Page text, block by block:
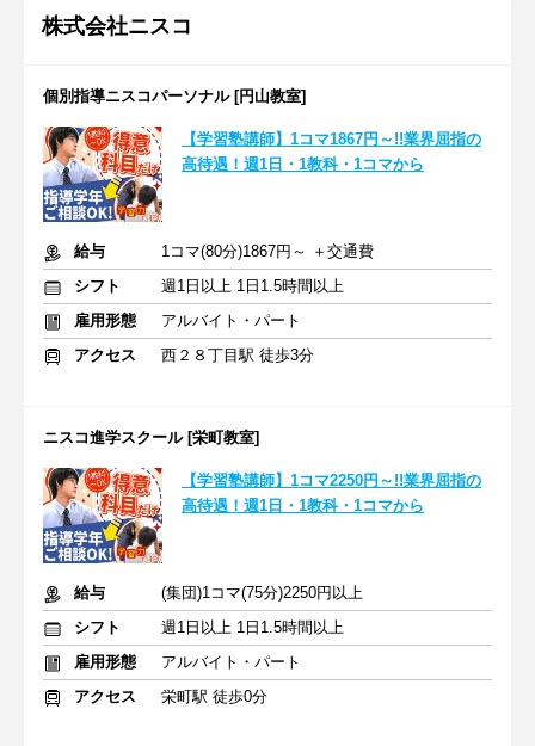
株式会社ニスコ
個別指導ニスコパーソナル [円山教室]
【学習塾講師】1コマ1867円～!!業界屈指の
高待遇！週1日・1教科・1コマから
給与
1コマ(80分)1867円～ ＋交通費
シフト
週1日以上 1日1.5時間以上
雇用形態
アルバイト・パート
アクセス
西２８丁目駅 徒歩3分
ニスコ進学スクール [栄町教室]
【学習塾講師】1コマ2250円～!!業界屈指の
高待遇！週1日・1教科・1コマから
給与
(集団)1コマ(75分)2250円以上
シフト
週1日以上 1日1.5時間以上
雇用形態
アルバイト・パート
アクセス
栄町駅 徒歩0分